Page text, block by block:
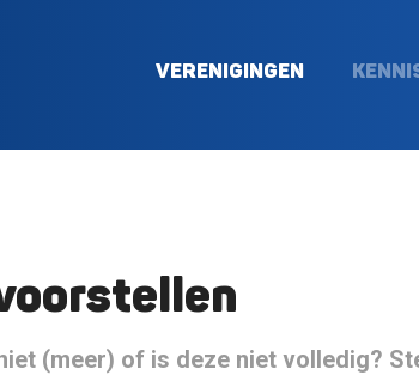
VERENIGINGEN
(meer) of is deze niet volledig?